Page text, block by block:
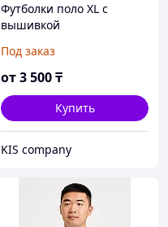
Футболки поло XL с
вышивкой
Под заказ
от3 500₸
Купить
KIS company